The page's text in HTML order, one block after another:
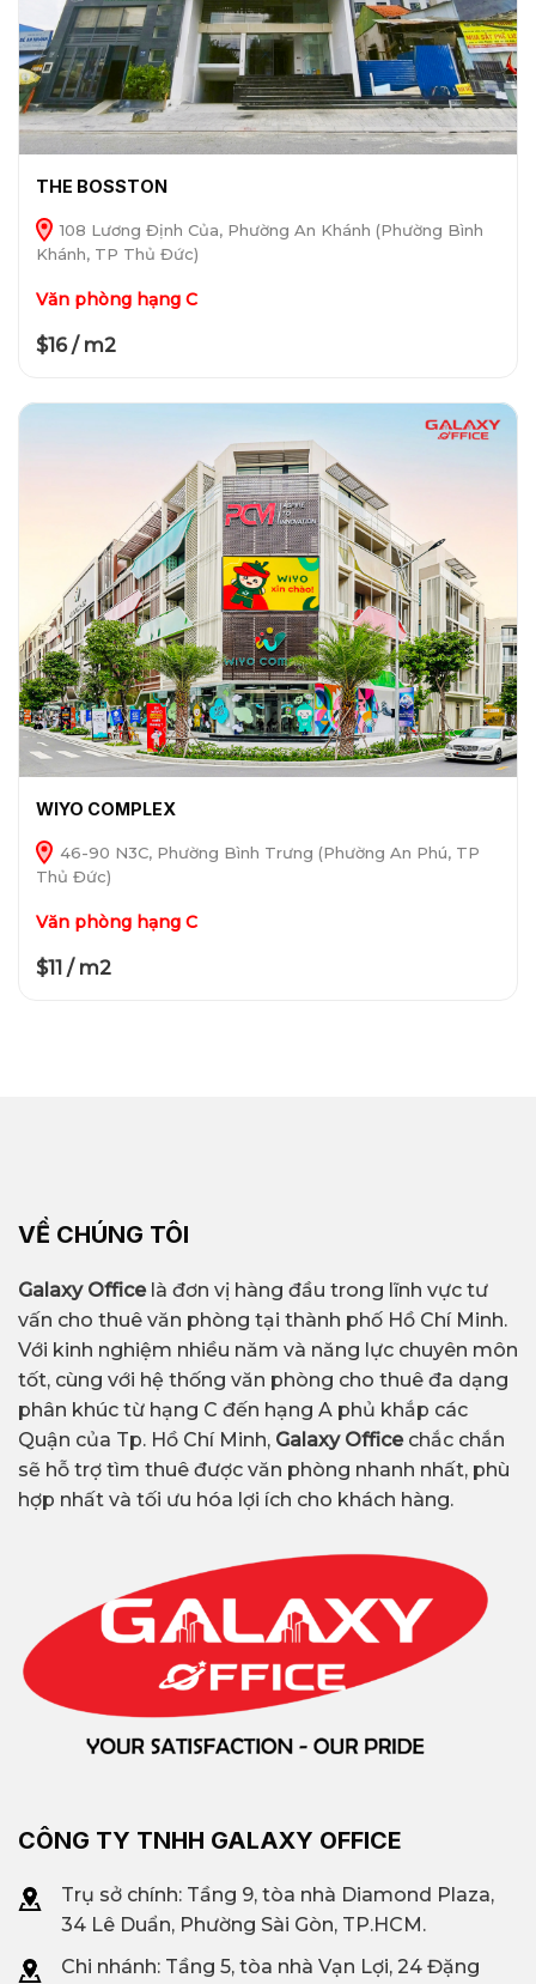
THE BOSSTON
108 Lương Định Của, Phường An Khánh (Phường Bình
Khánh, TP Thủ Đức)
Văn phòng hạng C
$16 / m2
WIYO COMPLEX
46-90 N3C, Phường Bình Trưng (Phường An Phú, TP
Thủ Đức)
Văn phòng hạng C
$11 / m2
VỀ CHÚNG TÔI
Galaxy Officelà đơn vị hàng đầu trong lĩnh vực tư
vấn cho thuê văn phòng tại thành phố Hồ Chí Minh.
Với kinh nghiệm nhiều năm và năng lực chuyên môn
tốt, cùng với hệ thống văn phòng cho thuê đa dạng
phân khúc từ hạng C đến hạng A phủ khắp các
Quận của Tp. Hồ Chí Minh, Galaxy Office chắc chắn
sẽ hỗ trợ tìm thuê được văn phòng nhanh nhất, phù
hợp nhất và tối ưu hóa lợi ích cho khách hàng.
CÔNG TY TNHH GALAXY OFFICE
Trụ sở chính: Tầng 9, tòa nhà Diamond Plaza,
34 Lê Duẩn, Phường Sài Gòn, TP.HCM.
Chi nhánh: Tầng 5, tòa nhà Vạn Lợi, 24 Đặng